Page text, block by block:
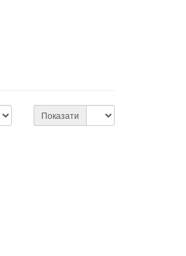
Показати